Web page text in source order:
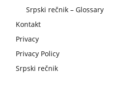
Srpski rečnik – Glossary
Kontakt
Privacy
Privacy Policy
Srpski rečnik